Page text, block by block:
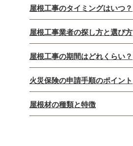
屋根工事のタイミングはいつ？
屋根工事業者の探し方と選び方
屋根工事の期間はどれくらい？
火災保険の申請手順のポイント
屋根材の種類と特徴